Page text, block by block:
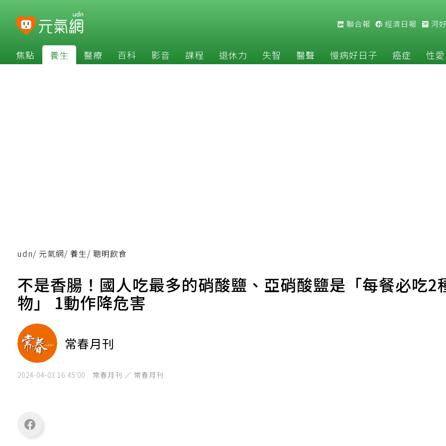
聯合報 經濟日報 河
焦點 養生 醫療 百科 影音 課程 退休力 失智 醫聲 慢病好日子 癌症 性愛
udn/ 元氣網/ 養生/ 聰明飲食
不是香腸！國人吃最多的硝酸鹽、亞硝酸鹽是「每餐必吃2
物」 1動作降危害
常春月刊
2024-04-03 16:45:00 常春月刊 ／ 常春月刊